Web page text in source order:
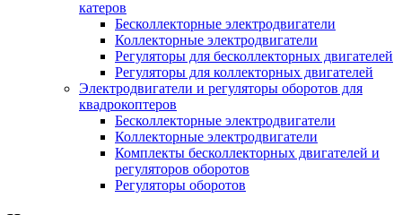
катеров
Бесколлекторные электродвигатели
Коллекторные электродвигатели
Регуляторы для бесколлекторных двигателей
Регуляторы для коллекторных двигателей
Электродвигатели и регуляторы оборотов для
квадрокоптеров
Бесколлекторные электродвигатели
Коллекторные электродвигатели
Комплекты бесколлекторных двигателей и
регуляторов оборотов
Регуляторы оборотов